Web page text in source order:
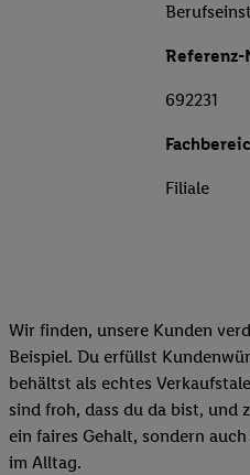
Referenz-
692231
Filiale
Wir finden, unsere Kunden
Beispiel. Du erfüllst
behältst als echtes
sind froh, dass du da bist, und
ein faires Gehalt, sondern
im Alltag.